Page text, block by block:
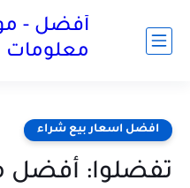
أفضل -
معلومات
افضل اسعار بيع شراء
تفضلوا: أفضل